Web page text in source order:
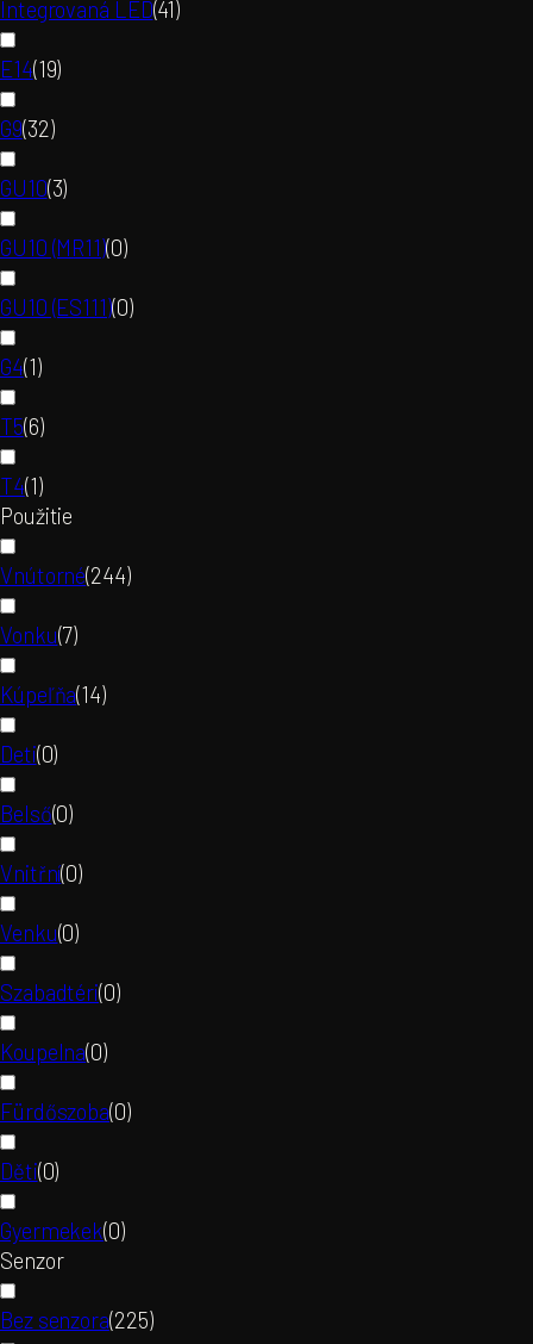
Integrovaná LED(41)
E14(19)
G9(32)
GU10(3)
GU10 (MR11)(0)
GU10 (ES111)(0)
G4(1)
T5(6)
T4(1)
Použitie
Vnútorné(244)
Vonku(7)
Kúpeľňa(14)
Deti(0)
Belső(0)
Vnitřní(0)
Venku(0)
Szabadtéri(0)
Koupelna(0)
Fürdőszoba(0)
Děti(0)
Gyermekek(0)
Senzor
Bez senzora(225)